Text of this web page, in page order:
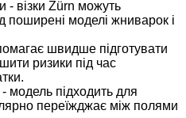
- візки Zürn можуть
поширені моделі жниварок і
швидше підготувати
ризики під час
модель підходить для
переїжджає між полями